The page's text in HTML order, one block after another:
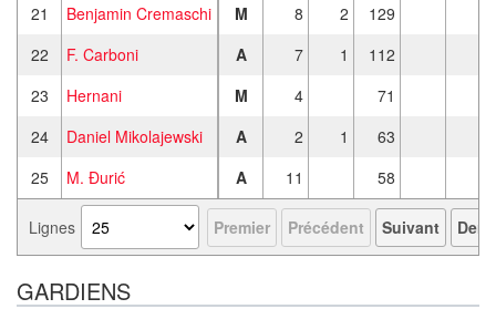
21
Benjamin Cremaschi M 8 2
129
22
F. Carboni A 7 1
112
23
Hernani M 4
71
24
Daniel Mikolajewski A 2 1
63
25
M. Đurić A 11 58
Lignes Premier Précédent Suivant
GARDIENS